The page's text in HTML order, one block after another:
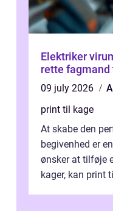
Elektriker virum sådan vælger du
rette fagmand
09 july 2026
print til kage
At skabe den
begivenhed er
ønsker at tilføje
kager, kan print